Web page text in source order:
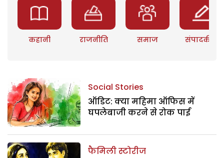
कहानी राजनीति समाज संपादकीय
Social Stories
ऑडिट: क्या महिमा ऑफिस में
घपलेबाजी करने से रोक पाई
फैमिली स्टोरीज